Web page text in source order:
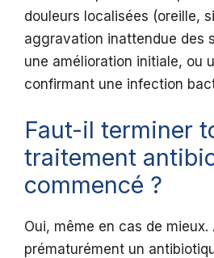
douleurs localisées (oreille,
aggravation inattendue des
une amélioration initiale, ou
confirmant une infection
Faut-il terminer
traitement
commencé ?
Oui, même en cas de mieux.
prématurément un